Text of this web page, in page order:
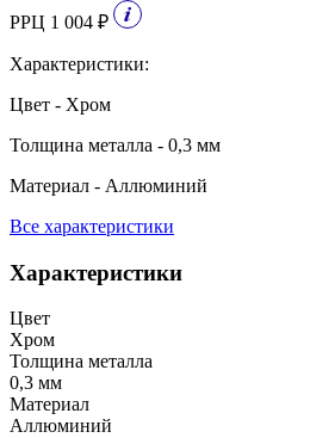
РРЦ 1 004 ₽
Характеристики:
Цвет - Хром
Толщина металла - 0,3 мм
Материал - Аллюминий
Все характеристики
Характеристики
Цвет
Хром
Толщина металла
0,3 мм
Материал
Аллюминий